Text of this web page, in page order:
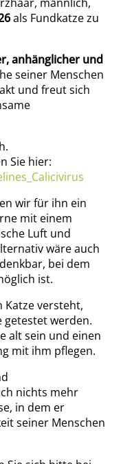
als Fundkatze zu
anhänglicher und
seiner Menschen
und freut sich
Sie hier:
wir für ihn ein
mit einem
Luft und
wäre auch
bei dem
ist.
Katze versteht,
getestet werden.
alt sein und einen
mit ihm pflegen.
nichts mehr
in dem er
seiner Menschen